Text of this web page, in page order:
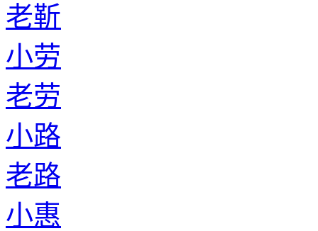
老靳
小劳
老劳
小路
老路
小惠